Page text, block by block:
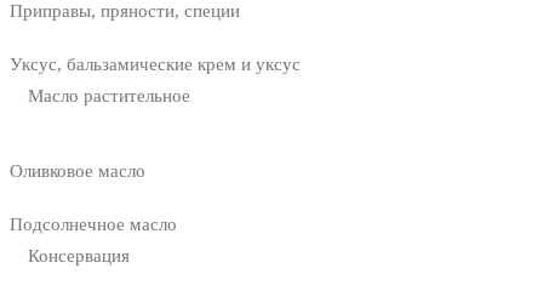
Приправы, пряности, специи
Уксус, бальзамические крем и уксус
Масло растительное
Оливковое масло
Подсолнечное масло
Консервация